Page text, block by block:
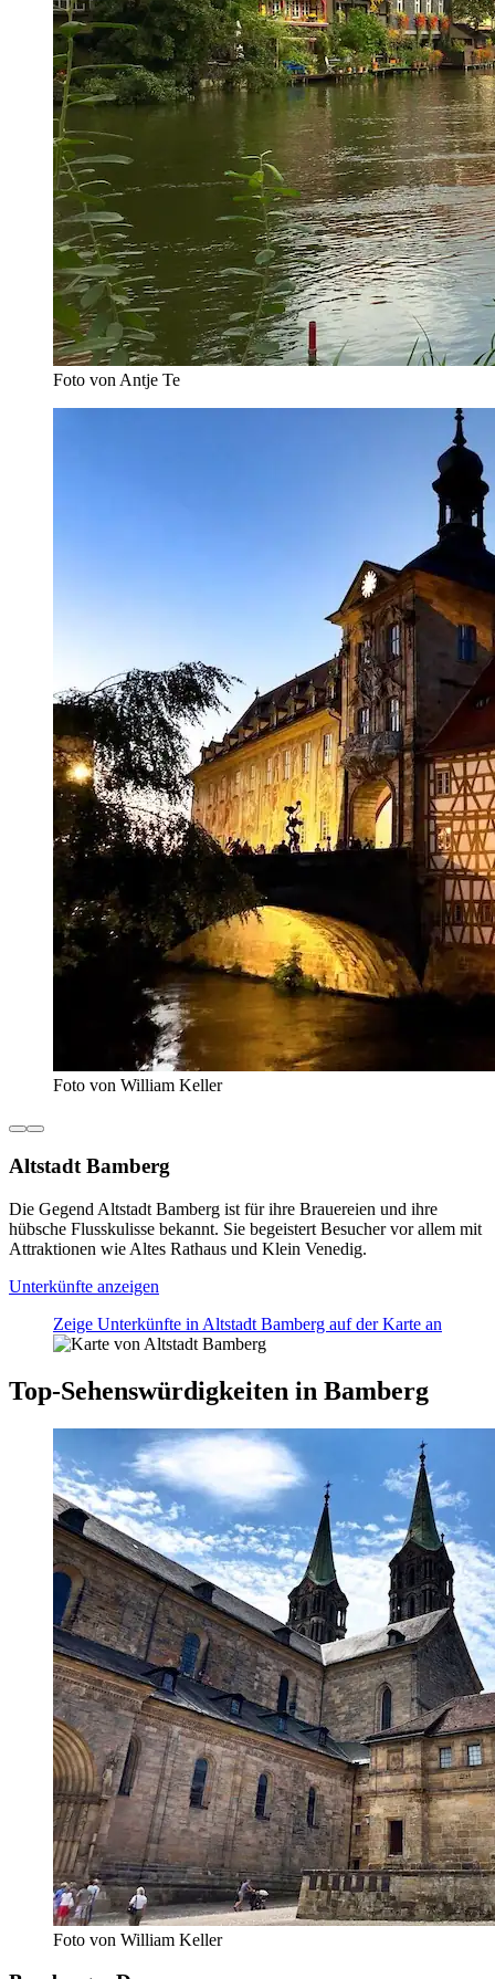
Foto von Antje Te
Foto von William Keller
Altstadt Bamberg
Die Gegend Altstadt Bamberg ist für ihre Brauereien und ihre
hübsche Flusskulisse bekannt. Sie begeistert Besucher vor allem mit
Attraktionen wie Altes Rathaus und Klein Venedig.
Unterkünfte anzeigen
Zeige Unterkünfte in Altstadt Bamberg auf der Karte an
Top-Sehenswürdigkeiten in Bamberg
Foto von William Keller